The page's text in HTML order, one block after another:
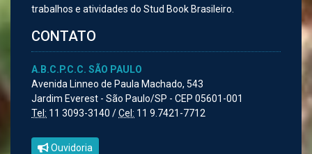
trabalhos e atividades do Stud Book Brasileiro.
CONTATO
A.B.C.P.C.C. SÃO PAULO
Avenida Linneo de Paula Machado, 543
Jardim Everest - São Paulo/SP - CEP 05601-001
Tel: 11 3093-3140 /Cel: 11 9.7421-7712
Ouvidoria